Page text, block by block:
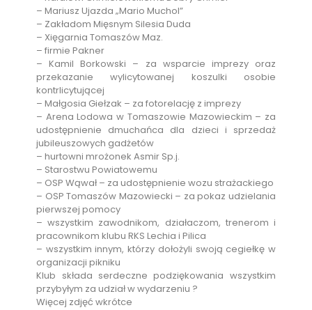
– Mariusz Ujazda „Mario Muchol”
– Zakładom Mięsnym Silesia Duda
– Xięgarnia Tomaszów Maz.
– firmie Pakner
– Kamil Borkowski – za wsparcie imprezy oraz
przekazanie wylicytowanej koszulki osobie
kontrlicytującej
– Małgosia Giełzak – za fotorelację z imprezy
– Arena Lodowa w Tomaszowie Mazowieckim – za
udostępnienie dmuchańca dla dzieci i sprzedaż
jubileuszowych gadżetów
– hurtowni mrożonek Asmir Sp.j.
– Starostwu Powiatowemu
– OSP Wąwał – za udostępnienie wozu strażackiego
– OSP Tomaszów Mazowiecki – za pokaz udzielania
pierwszej pomocy
– wszystkim zawodnikom, działaczom, trenerom i
pracownikom klubu RKS Lechia i Pilica
– wszystkim innym, którzy dołożyli swoją cegiełkę w
organizacji pikniku
Klub składa serdeczne podziękowania wszystkim
przybyłym za udział w wydarzeniu ?
Więcej zdjęć wkrótce